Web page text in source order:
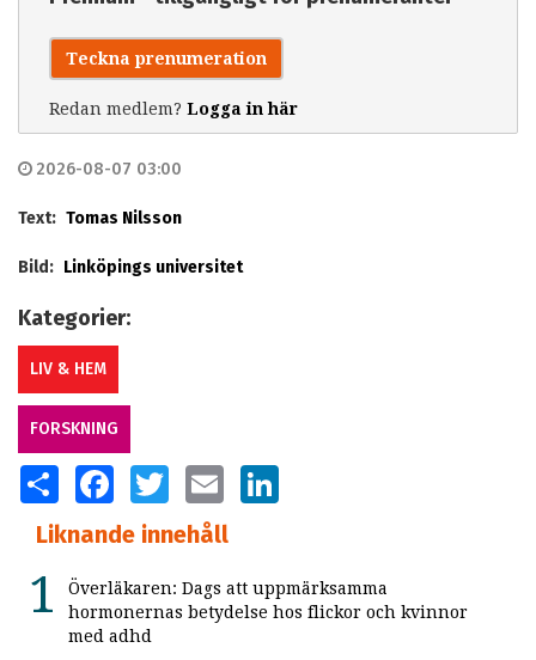
Teckna prenumeration
Redan medlem? Logga in här
2026-08-07 03:00
Text: Tomas Nilsson
Bild: Linköpings universitet
Kategorier:
LIV & HEM
FORSKNING
SHARE FACEBOOKTWITTER EMAIL
Liknande innehåll
Överläkaren: Dags att uppmärksamma
hormonernas betydelse hos flickor och kvinnor
med adhd